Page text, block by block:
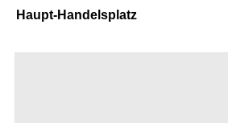
Haupt-Handelsplatz